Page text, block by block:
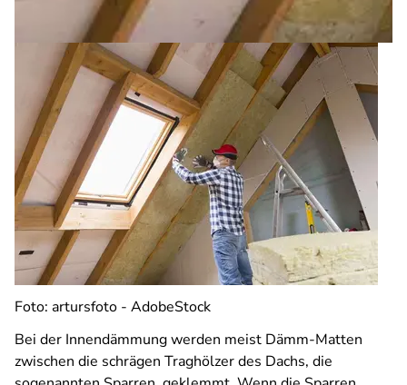
Foto: artursfoto - AdobeStock
Bei der Innendämmung werden meist Dämm-Matten
zwischen die schrägen Traghölzer des Dachs, die